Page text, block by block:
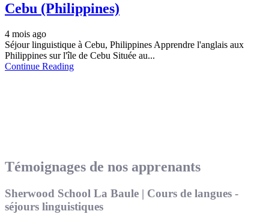
Cebu (Philippines)
4 mois ago
Séjour linguistique à Cebu, Philippines Apprendre l'anglais aux
Philippines sur l'île de Cebu Située au...
Continue Reading
Témoignages de nos apprenants
Sherwood School La Baule | Cours de langues -
séjours linguistiques